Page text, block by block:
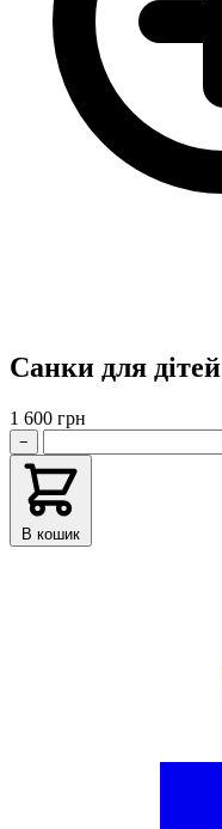
Санки для дітей
1 600 грн
−
В кошик